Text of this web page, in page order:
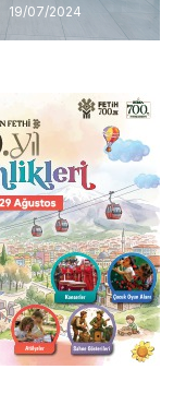
19/07/2024